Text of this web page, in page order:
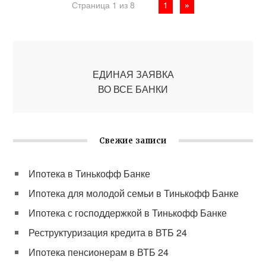
Страница 1 из 8 1 »
ЕДИНАЯ ЗАЯВКА
ВО ВСЕ БАНКИ
Свежие записи
Ипотека в Тинькофф Банке
Ипотека для молодой семьи в Тинькофф Банке
Ипотека с господдержкой в Тинькофф Банке
Реструктуризация кредита в ВТБ 24
Ипотека пенсионерам в ВТБ 24